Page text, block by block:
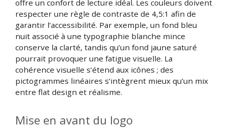
offre un confort de lecture idéal. Les couleurs doivent
respecter une règle de contraste de 4,5:1 afin de
garantir l’accessibilité. Par exemple, un fond bleu
nuit associé à une typographie blanche mince
conserve la clarté, tandis qu’un fond jaune saturé
pourrait provoquer une fatigue visuelle. La
cohérence visuelle s’étend aux icônes ; des
pictogrammes linéaires s’intègrent mieux qu’un mix
entre flat design et réalisme.
Mise en avant du logo